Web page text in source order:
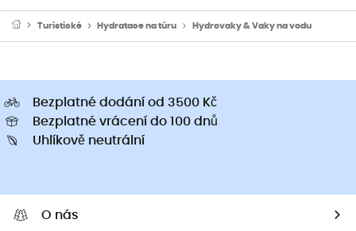
Turistické Hydratace na túru Hydrovaky & Vaky na vodu
Bezplatné dodání od 3500 Kč
Bezplatné vrácení do 100 dnů
Uhlíkově neutrální
O nás